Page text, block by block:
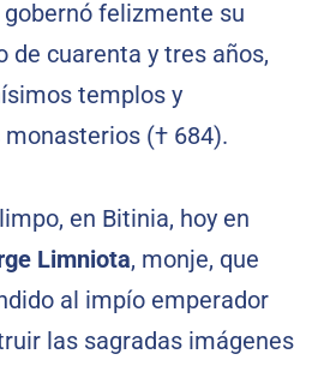
felizmente su
de cuarenta y tres años,
templos y
(† 684).
en Bitinia, hoy en
Limniota, monje, que
al impío emperador
las sagradas imágenes